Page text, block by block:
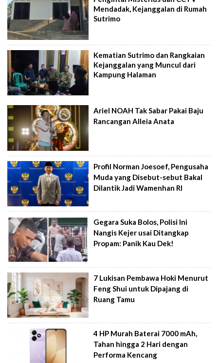
Mendadak, Kejanggalan di Rumah
Sutrimo
Kematian Sutrimo dan Rangkaian
Kejanggalan yang Muncul dari
Kampung Halaman
Ariel NOAH Tak Sabar Pakai Baju
Rancangan Alleia Anata
Profil Norman Joesoef, Pengusaha
Muda yang Disebut-sebut Bakal
Dilantik Jadi Wamenhan RI
Gegara Suka Bolos, Polisi Ini
Nangis Kejer usai Ditangkap
Propam: Panik Kau Dek!
7 Lukisan Pembawa Hoki Menurut
Feng Shui untuk Dipajang di
Ruang Tamu
4 HP Murah Baterai 7000 mAh,
Tahan hingga 2 Hari dengan
Performa Kencang